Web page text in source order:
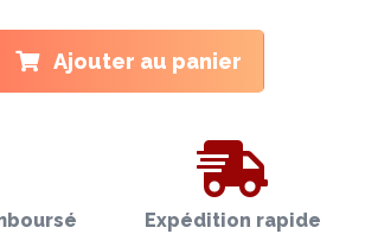
Ajouter au panier
Expédition rapide